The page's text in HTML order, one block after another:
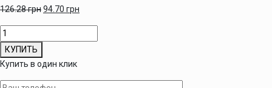
126.28грн94.70 грн
Количество
товара
Компенсирующая
петля
25
КУПИТЬ
Купить в один клик